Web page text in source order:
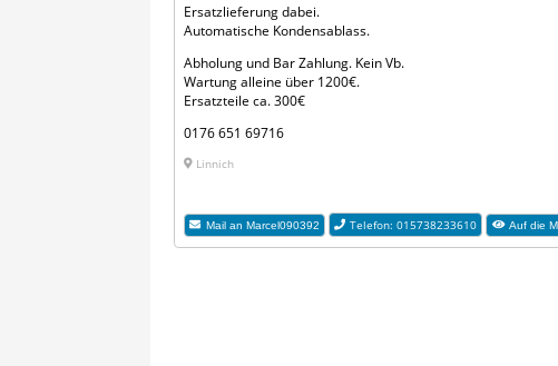
Ersatzlieferung dabei.
Automatische Kondensablass.
Abholung und Bar Zahlung. Kein Vb.
Wartung alleine über 1200€.
Ersatzteile ca. 300€
0176 651 69716
Linnich
Mail an Marcel090392 Telefon: 015738233610 Auf die